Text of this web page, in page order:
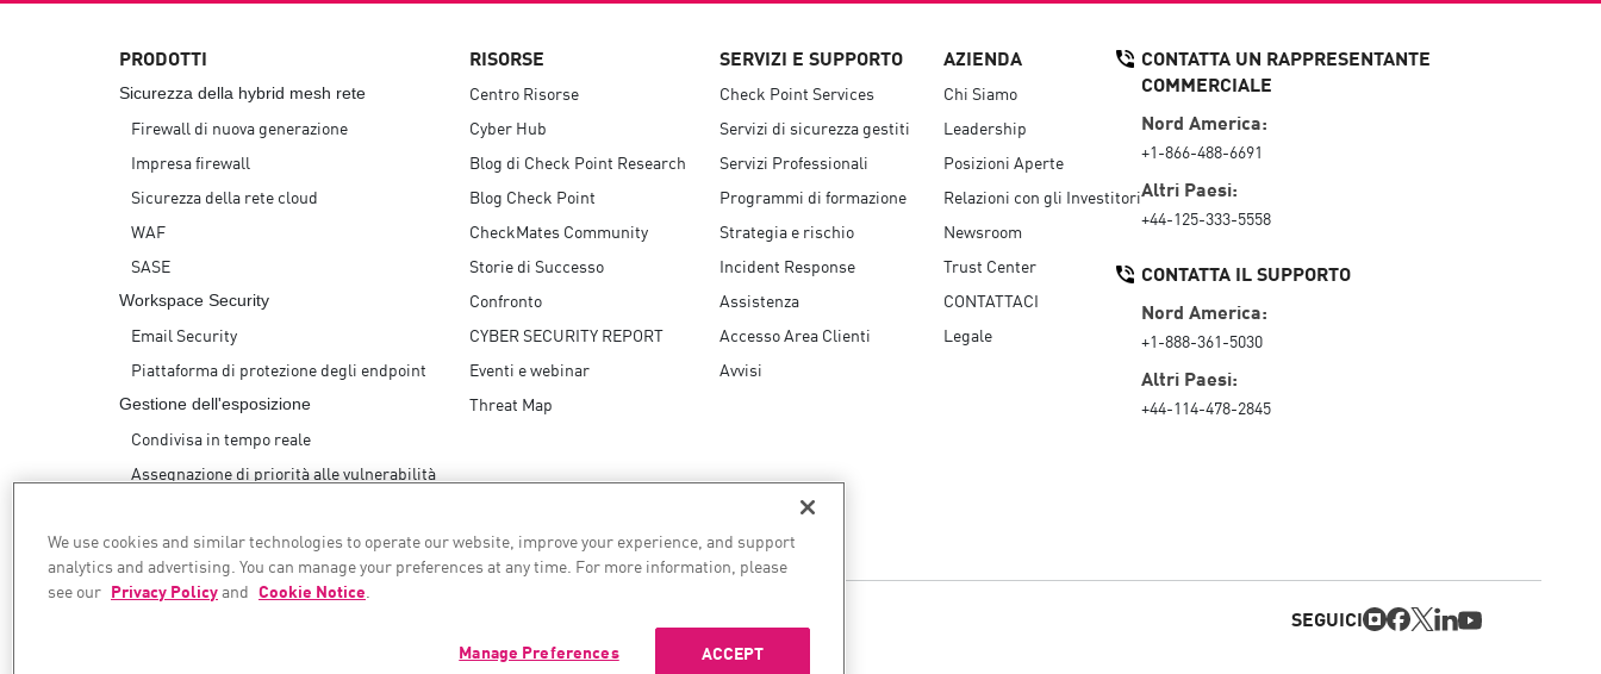
PRODOTTI
Sicurezza della hybrid mesh rete
Firewall di nuova generazione
Impresa firewall
Sicurezza della rete cloud
WAF
SASE
Workspace Security
Email Security
Piattaforma di protezione degli endpoint
Gestione dell'esposizione
Condivisa in tempo reale
Assegnazione di priorità alle vulnerabilità
AI Security
RISORSE
Centro Risorse
Cyber Hub
Blog di Check Point Research
Blog Check Point
CheckMates Community
Storie di Successo
Confronto
CYBER SECURITY REPORT
Eventi e webinar
Threat Map
SERVIZI E SUPPORTO
Check Point Services
Servizi di sicurezza gestiti
Servizi Professionali
Programmi di formazione
Strategia e rischio
Incident Response
Assistenza
Accesso Area Clienti
Avvisi
AZIENDA
Chi Siamo
Leadership
Posizioni Aperte
Relazioni con gli Investitori
Newsroom
Trust Center
CONTATTACI
Legale
CONTATTA UN RAPPRESENTANTE
COMMERCIALE
Nord America:
+1-866-488-6691
Altri Paesi:
+44-125-333-5558
CONTATTA IL SUPPORTO
Nord America:
+1-888-361-5030
Altri Paesi:
+44-114-478-2845
SEGUICI
© 1994–2026 Check Point Software Technologies Ltd. Tutti i diritti riservati.
We use cookies and similar technologies to operate our website, improve your experience, and support
analytics and advertising. You can manage your preferences at any time. For more information, please
see our Privacy Policyand Cookie Notice.
ACCEPT
Manage Preferences